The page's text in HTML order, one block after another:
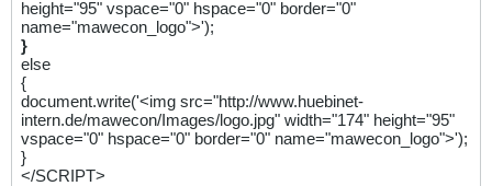
height="95" vspace="0" hspace="0" border="0"
name="mawecon_logo">');
}
else
{
document.write('<img src="http://www.huebinet-
intern.de/mawecon/Images/logo.jpg" width="174" height="95"
vspace="0" hspace="0" border="0" name="mawecon_logo">');
}
</SCRIPT>